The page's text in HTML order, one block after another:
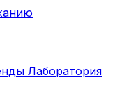
Лаборатория